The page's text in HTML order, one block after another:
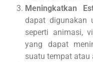
Meningkatkan
dapat digunakan
seperti animasi,
yang dapat
suatu tempat atau